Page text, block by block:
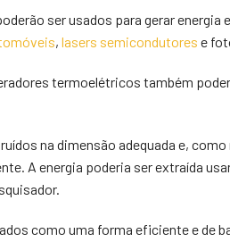
ser usados para gerar energia
, lasers semicondutores e
termoelétricos também
na dimensão adequada e,
A energia poderia ser extraída
como uma forma eficiente e de